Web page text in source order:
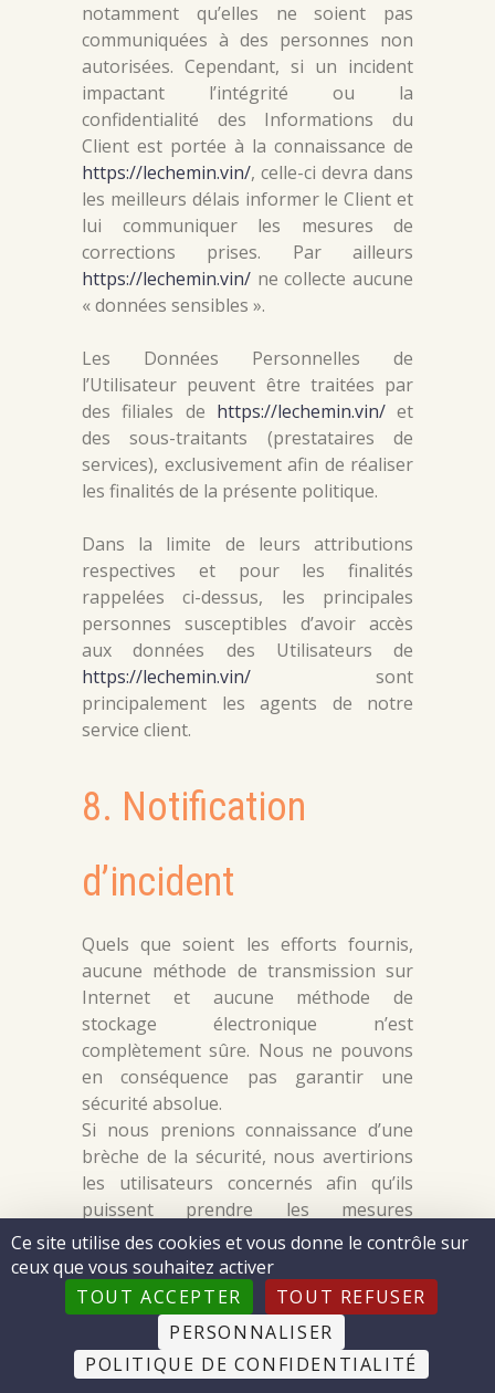
notamment qu’elles ne soient pas
communiquées à des personnes non
autorisées. Cependant, si un incident
impactant l’intégrité ou la
confidentialité des Informations du
Client est portée à la connaissance de
https://lechemin.vin/, celle-ci devra dans
les meilleurs délais informer le Client et
lui communiquer les mesures de
corrections prises. Par ailleurs
https://lechemin.vin/ ne collecte aucune
« données sensibles ».
Les Données Personnelles de
l’Utilisateur peuvent être traitées par
des filiales de https://lechemin.vin/et
des sous-traitants (prestataires de
services), exclusivement afin de réaliser
les finalités de la présente politique.
Dans la limite de leurs attributions
respectives et pour les finalités
rappelées ci-dessus, les principales
personnes susceptibles d’avoir accès
aux données des Utilisateurs de
https://lechemin.vin/ sont
principalement les agents de notre
service client.
8. Notification
d’incident
Quels que soient les efforts fournis,
aucune méthode de transmission sur
Internet et aucune méthode de
stockage électronique n’est
complètement sûre. Nous ne pouvons
en conséquence pas garantir une
sécurité absolue.
Si nous prenions connaissance d’une
brèche de la sécurité, nous avertirions
les utilisateurs concernés afin qu’ils
puissent prendre les mesures
appropriées. Nos procédures de
notification d’incident tiennent compte
de nos obligations légales, qu’elles se
situent au niveau national ou
européen. Nous nous engageons à
informer pleinement nos clients de
Ce site utilise des cookies et vous donne le contrôle sur
ceux que vous souhaitez activer
TOUT ACCEPTER
TOUT REFUSER
PERSONNALISER
POLITIQUE DE CONFIDENTIALITÉ